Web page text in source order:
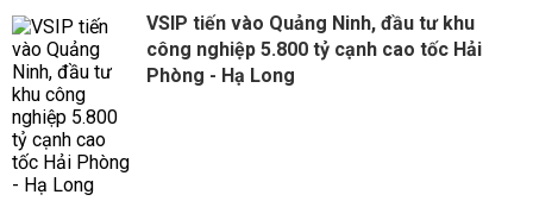
VSIP tiến vào Quảng Ninh, đầu tư khu
công nghiệp 5.800 tỷ cạnh cao tốc Hải
Phòng - Hạ Long